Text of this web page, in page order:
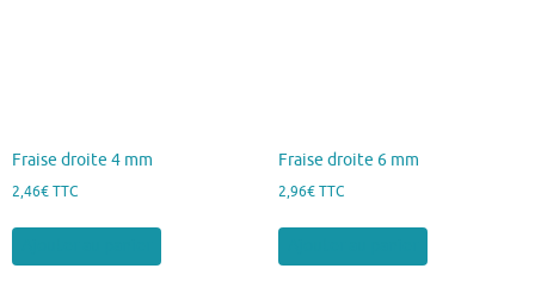
Fraise droite 4 mm
2,46€ TTC
Fraise droite 6 mm
2,96€ TTC